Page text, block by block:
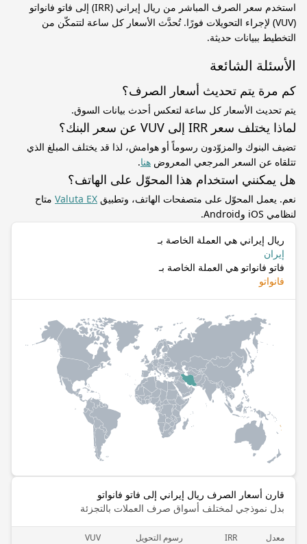
استخدم سعر الصرف المباشر من ريال إيراني (IRR) إلى فاتو فانواتو
(VUV) لإجراء التحويلات فورًا. تُحدَّث الأسعار كل ساعة لتتمكّن من
التخطيط ببيانات حديثة.
الأسئلة الشائعة
كم مرة يتم تحديث أسعار الصرف؟
يتم تحديث الأسعار كل ساعة لتعكس أحدث بيانات السوق.
لماذا يختلف سعر IRR إلى VUV عن سعر البنك؟
تضيف البنوك والمزوّدون رسوماً أو هوامش، لذا قد يختلف المبلغ الذي
تتلقاه عن السعر المرجعي المعروض هنا.
هل يمكنني استخدام هذا المحوّل على الهاتف؟
نعم. يعمل المحوّل على متصفحات الهاتف، وتطبيق Valuta EX متاح
لنظامي iOS وAndroid.
ريال إيراني هي العملة الخاصة بـ
إيران
فاتو فانواتو هي العملة الخاصة بـ
فانواتو
قارن أسعار الصرف ريال إيراني إلى فاتو فانواتو
بدل نموذجي لمختلف أسواق صرف العملات بالتجزئة
معدل IRR رسوم التحويل VUV